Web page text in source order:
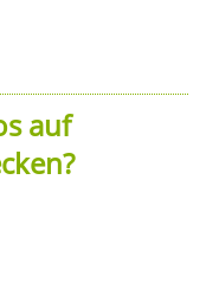
auf